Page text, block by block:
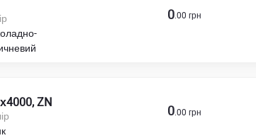
0.00 грн
ZN 0.00 грн